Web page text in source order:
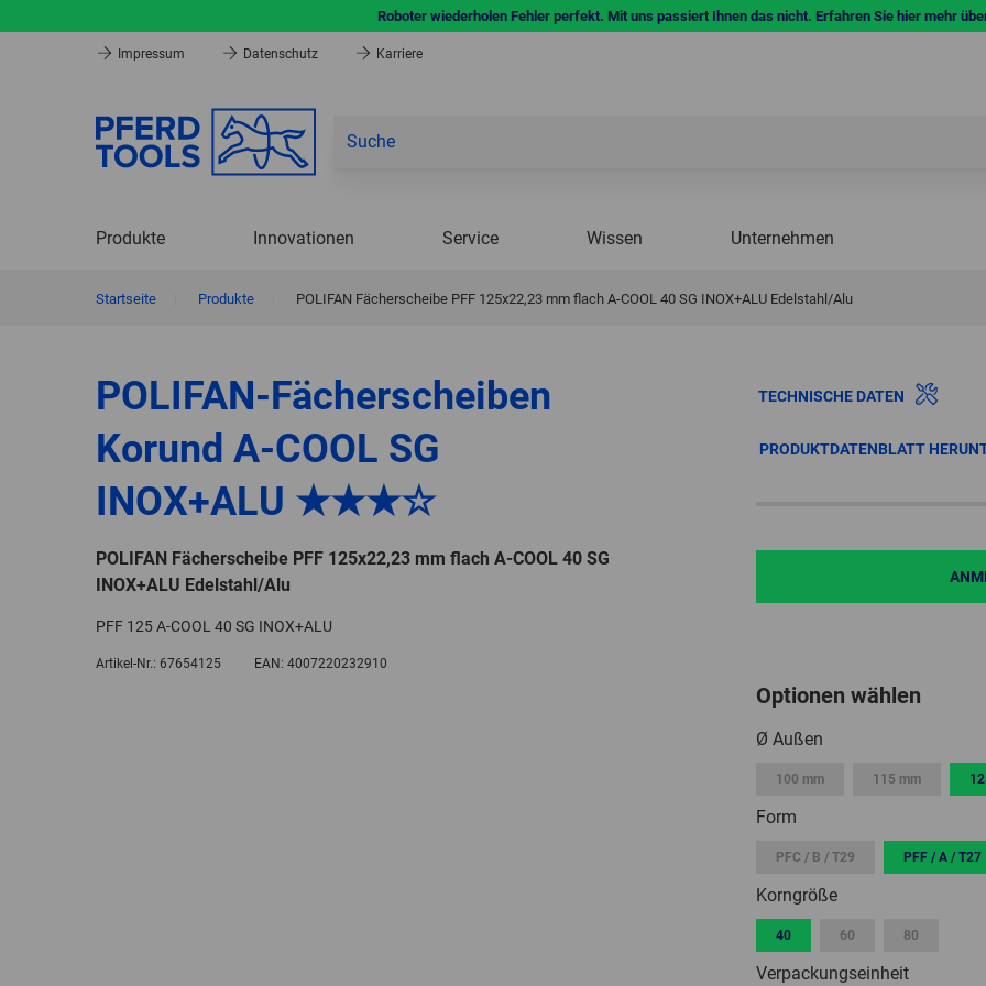
Roboter wiederholen Fehler perfekt. Mit uns passiert Ihnen das nicht. Erfahren Sie hier mehr
Impressum Datenschutz Karriere
Produkte Innovationen Service Wissen Unternehmen
Startseite Produkte POLIFAN Fächerscheibe PFF 125x22,23 mm flach A-COOL 40 SG INOX+ALU Edelstahl/Alu
POLIFAN-Fächerscheiben
Korund A-COOL SG
INOX+ALU ★★★☆
POLIFAN Fächerscheibe PFF 125x22,23 mm flach A-COOL 40 SG
INOX+ALU Edelstahl/Alu
PFF 125 A-COOL 40 SG INOX+ALU
Artikel-Nr.: 67654125 EAN: 4007220232910
TECHNISCHE DATEN
PRODUKTDATENBLATT
Optionen wählen
Ø Außen
100 mm 115 mm
Form
PFC / B / T29 PFF / A / T27
Korngröße
40 60 80
Verpackungseinheit